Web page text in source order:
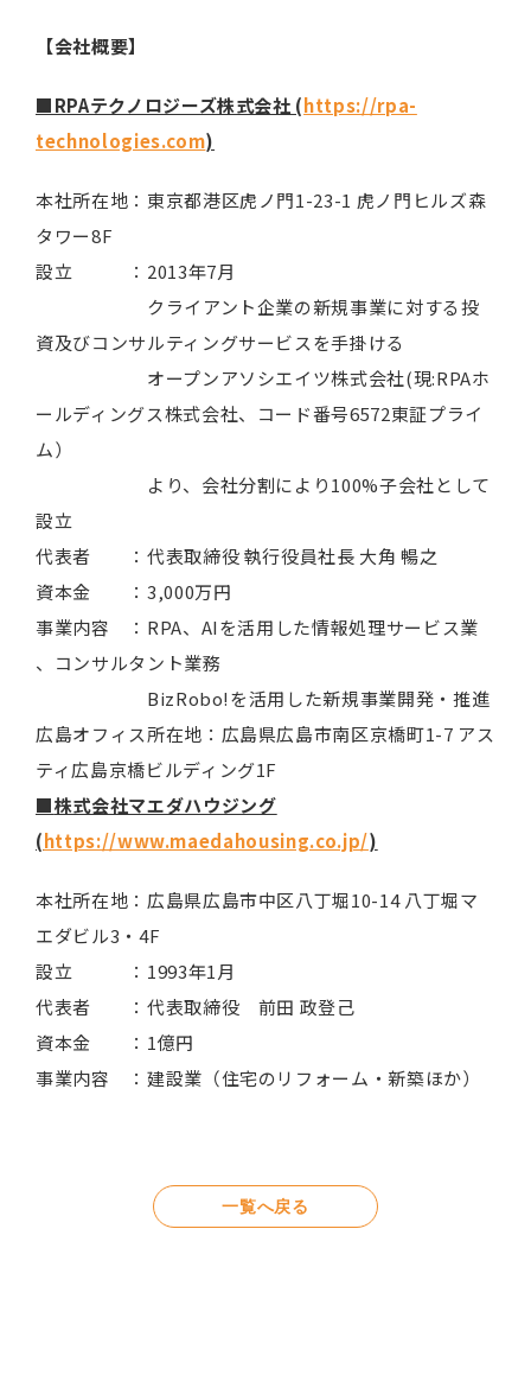
【会社概要】
■RPAテクノロジーズ株式会社 (https://rpa-
technologies.com)
本社所在地：東京都港区虎ノ門1-23-1 虎ノ門ヒルズ森
タワー8F
設立 ：2013年7月
クライアント企業の新規事業に対する投
資及びコンサルティングサービスを手掛ける
オープンアソシエイツ株式会社(現:RPAホ
ールディングス株式会社、コード番号6572東証プライ
ム）
より、会社分割により100%子会社として
設立
代表者 ：代表取締役 執行役員社長 大角 暢之
資本金 ：3,000万円
事業内容 ：RPA、AIを活用した情報処理サービス業
、コンサルタント業務
BizRobo!を活用した新規事業開発・推進
広島オフィス所在地：広島県広島市南区京橋町1-7 アス
ティ広島京橋ビルディング1F
■株式会社マエダハウジング
(https://www.maedahousing.co.jp/)
本社所在地：広島県広島市中区八丁堀10-14 八丁堀マ
エダビル3・4F
設立 ：1993年1月
代表者 ：代表取締役 前田 政登己
資本金 ：1億円
事業内容 ：建設業（住宅のリフォーム・新築ほか）
一覧へ戻る